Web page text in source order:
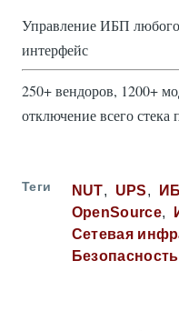
Управление ИБП любого
интерфейс
250+ вендоров, 1200+
отключение всего стека
Теги NUT UPS
OpenSource
Сетевая